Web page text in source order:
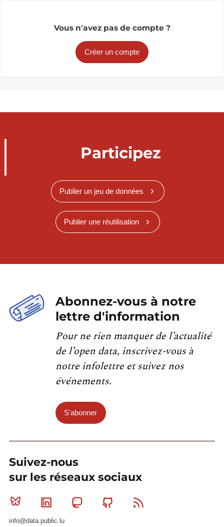
Vous n'avez pas de compte ?
Créer un compte
Participez
Publier un jeu de données
Publier une réutilisation
Abonnez-vous à notre
lettre d'information
Pour ne rien manquer de l’actualité
de l’open data, inscrivez-vous à
notre infolettre et suivez nos
événements.
S'abonner
Suivez-nous
sur les réseaux sociaux
Bluesky Linkedin MastodonGithub
info@data.public.lu